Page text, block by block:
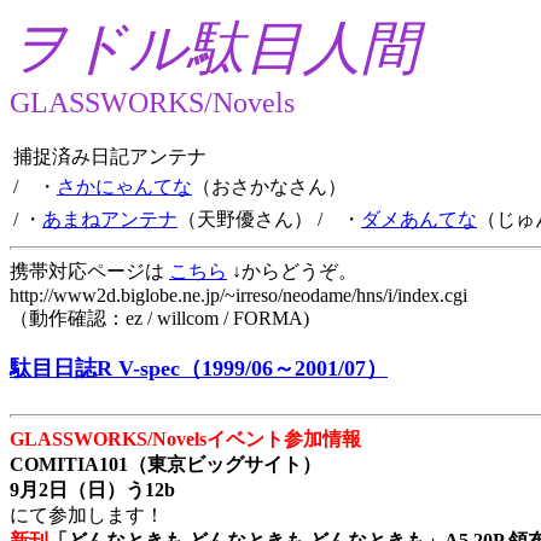
ヲドル駄目人間
GLASSWORKS/Novels
捕捉済み日記アンテナ
/ ・ さかにゃんてな （おさかなさん）
/ ・ あまねアンテナ （天野優さん） / ・ ダメあんてな （じ
携帯対応ページは こちら ↓からどうぞ。
http://www2d.biglobe.ne.jp/~irreso/neodame/hns/i/index.cgi
（動作確認：ez / willcom / FORMA)
駄目日誌R V-spec（1999/06～2001/07）
GLASSWORKS/Novelsイベント参加情報
COMITIA101（東京ビッグサイト）
9月2日（日）う12b
にて参加します！